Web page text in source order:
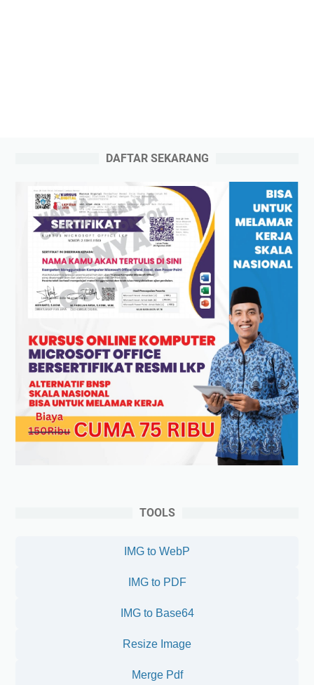
DAFTAR SEKARANG
TOOLS
IMG to WebP
IMG to PDF
IMG to Base64
Resize Image
Merge Pdf